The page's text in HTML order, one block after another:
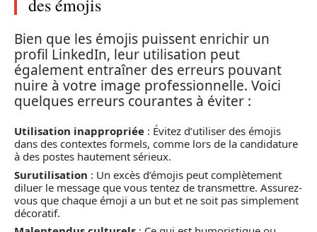
des émojis
Bien que les émojis puissent enrichir un
profil LinkedIn, leur utilisation peut
également entraîner des erreurs pouvant
nuire à votre image professionnelle. Voici
quelques erreurs courantes à éviter :
Utilisation inappropriée : Évitez d’utiliser des émojis
dans des contextes formels, comme lors de la candidature
à des postes hautement sérieux.
Surutilisation : Un excès d’émojis peut complètement
diluer le message que vous tentez de transmettre. Assurez-
vous que chaque émoji a un but et ne soit pas simplement
décoratif.